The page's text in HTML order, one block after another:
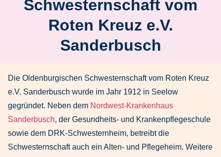
Schwesternschaft vom
Roten Kreuz e.V.
Sanderbusch
Die Oldenburgischen Schwesternschaft vom Roten Kreuz
e.V. Sanderbusch wurde im Jahr 1912 in Seelow
gegründet. Neben dem Nordwest-Krankenhaus
Sanderbusch, der Gesundheits- und Krankenpflegeschule
sowie dem DRK-Schwesternheim, betreibt die
Schwesternschaft auch ein Alten- und Pflegeheim. Weitere